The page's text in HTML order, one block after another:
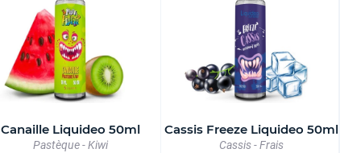
Canaille Liquideo 50ml
Pastèque - Kiwi
Cassis Freeze Liquideo 50ml
Cassis - Frais